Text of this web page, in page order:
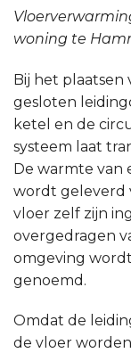
woning te
Bij het plaatsen
gesloten
ketel en de
systeem laat
De warmte van
wordt geleverd
vloer zelf zijn
overgedragen
omgeving
genoemd.
Omdat de
de vloer